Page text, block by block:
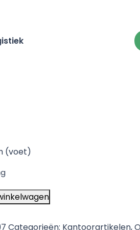
(voet)
Categorieën: Kantoorartikelen,